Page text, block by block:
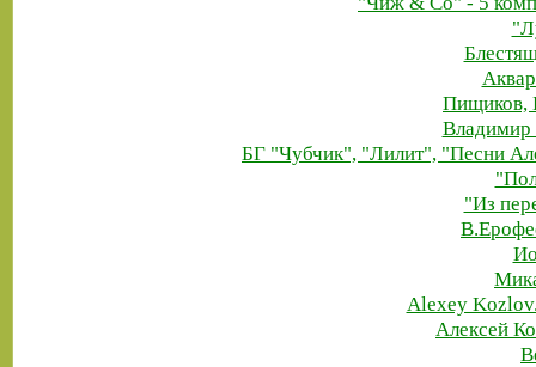
Пищиков,
Владимир
БГ "Чубчик", "Лилит", "Песни
"Из
Alexey
Алексей